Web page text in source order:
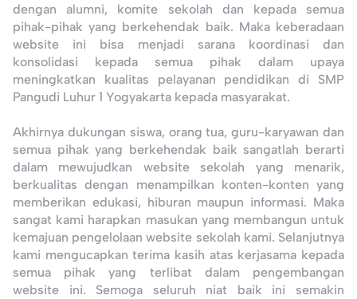
dengan alumni, komite sekolah dan kepada semua
pihak-pihak yang berkehendak baik. Maka keberadaan
website ini bisa menjadi sarana koordinasi dan
konsolidasi kepada semua pihak dalam upaya
meningkatkan kualitas pelayanan pendidikan di SMP
Pangudi Luhur 1 Yogyakarta kepada masyarakat.
Akhirnya dukungan siswa, orang tua, guru-karyawan dan
semua pihak yang berkehendak baik sangatlah berarti
dalam mewujudkan website sekolah yang menarik,
berkualitas dengan menampilkan konten-konten yang
memberikan edukasi, hiburan maupun informasi. Maka
sangat kami harapkan masukan yang membangun untuk
kemajuan pengelolaan website sekolah kami. Selanjutnya
kami mengucapkan terima kasih atas kerjasama kepada
semua pihak yang terlibat dalam pengembangan
website ini. Semoga seluruh niat baik ini semakin